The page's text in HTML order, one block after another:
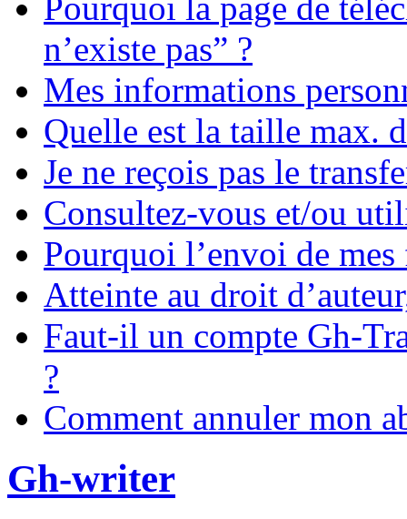
Pourquoi la page de
n’existe pas” ?
Mes informations
Quelle est la taille max.
Je ne reçois pas le
Consultez-vous et/ou
Pourquoi l’envoi de
Atteinte au droit
Faut-il un compte Gh-
?
Comment annuler mon
Gh-writer